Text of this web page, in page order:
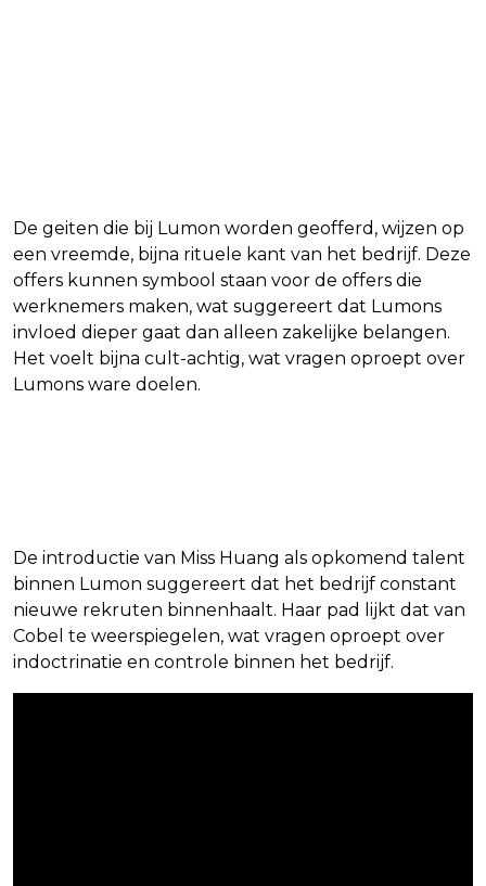
De geiten die bij Lumon worden geofferd, wijzen op
een vreemde, bijna rituele kant van het bedrijf. Deze
offers kunnen symbool staan voor de offers die
werknemers maken, wat suggereert dat Lumons
invloed dieper gaat dan alleen zakelijke belangen.
Het voelt bijna cult-achtig, wat vragen oproept over
Lumons ware doelen.
De introductie van Miss Huang als opkomend talent
binnen Lumon suggereert dat het bedrijf constant
nieuwe rekruten binnenhaalt. Haar pad lijkt dat van
Cobel te weerspiegelen, wat vragen oproept over
indoctrinatie en controle binnen het bedrijf.